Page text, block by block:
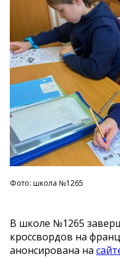
Фото: школа №1265
В школе №1265
кроссвордов на
анонсирована на